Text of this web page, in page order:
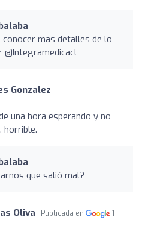
mas detalles de lo
@Integramedicacl
Gonzalez
una hora esperando y no
horrible.
que salió mal?
Oliva Publicada en
1